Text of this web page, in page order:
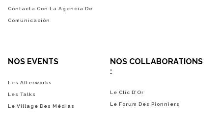
Contacta Con La Agencia De
Comunicación
NOS EVENTS
Les Afterworks
Les Talks
Le Village Des Médias
NOS COLLABORATIONS
:
Le Clic D’Or
Le Forum Des Pionniers